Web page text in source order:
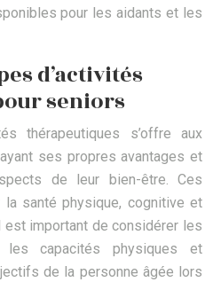
pour les aidants et les
d’activités
seniors
thérapeutiques s’offre aux
ses propres avantages et
de leur bien-être. Ces
santé physique, cognitive et
important de considérer les
les capacités physiques et
de la personne âgée lors